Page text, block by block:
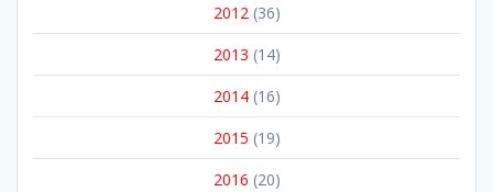
2012(36)
2013 (14)
2014(16)
2015 (19)
2016 (20)